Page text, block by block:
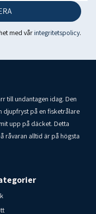
och ben ! Fisken är
med trål. Frysvara.
med vårintegritetspolicy.
till undantagen idag. Den
djupfryst på en fisketrålare
upp på däcket. Detta
råvaran alltid är på högsta